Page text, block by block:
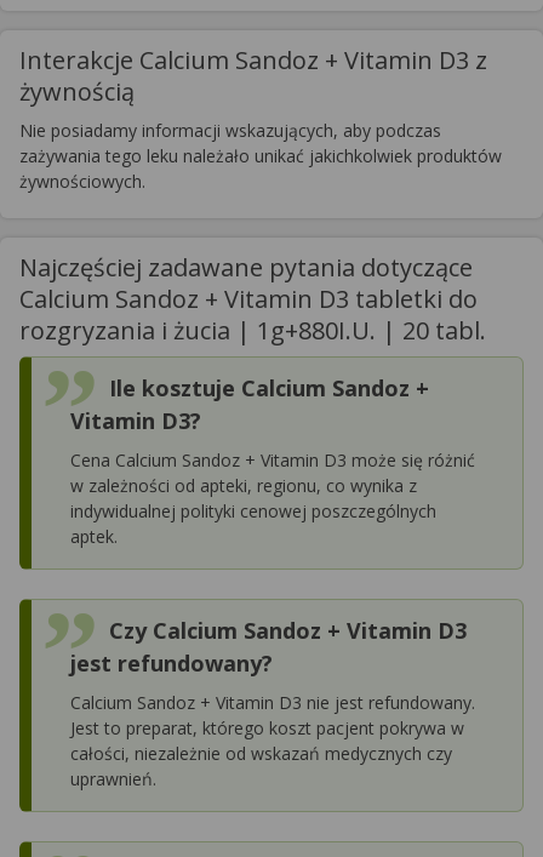
Interakcje Calcium Sandoz + Vitamin D3 z
żywnością
Nie posiadamy informacji wskazujących, aby podczas
zażywania tego leku należało unikać jakichkolwiek produktów
żywnościowych.
Najczęściej zadawane pytania dotyczące
Calcium Sandoz + Vitamin D3 tabletki do
rozgryzania i żucia | 1g+880I.U. | 20 tabl.
Ile kosztuje Calcium Sandoz +
Vitamin D3?
Cena Calcium Sandoz + Vitamin D3 może się różnić
w zależności od apteki, regionu, co wynika z
indywidualnej polityki cenowej poszczególnych
aptek.
Czy Calcium Sandoz + Vitamin D3
jest refundowany?
Calcium Sandoz + Vitamin D3 nie jest refundowany.
Jest to preparat, którego koszt pacjent pokrywa w
całości, niezależnie od wskazań medycznych czy
uprawnień.